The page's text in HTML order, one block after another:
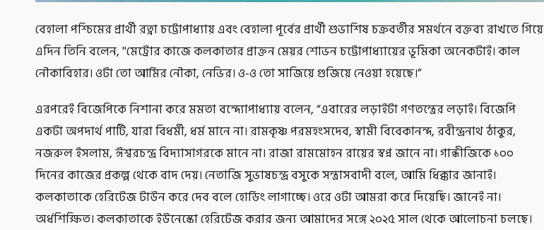
বেহালা পশ্চিমের প্রার্থী রত্না চট্টোপাধ্যায় এবং বেহালা পূর্বের প্রার্থী শুভাশিষ চক্রবর্তীর সমর্থনে বক্তব্য রাখতে গিয়ে
এদিন তিনি বলেন, ''মেট্রোর কাজে কলকাতার প্রাক্তন মেয়র শোভন চট্টোপাধ্যায়ের ভূমিকা অনেকটাই। কাল
নৌকাবিহার। ওটা তো আর্মির নৌকা, নেভির। ও-ও তো সাজিয়ে গুজিয়ে নেওয়া হয়েছে।”
এরপরেই বিজেপিকে নিশানা করে মমতা বন্দ্যোপাধ্যায় বলেন, “এবারের লড়াইটা গণতন্ত্রের লড়াই। বিজেপি
একটা অপদার্থ পার্টি, যারা বিধর্মী, ধর্ম মানে না। রামকৃষ্ণ পরমহংসদেব, স্বামী বিবেকানন্দ, রবীন্দ্রনাথ ঠাকুর,
নজরুল ইসলাম, ঈশ্বরচন্দ্র বিদ্যাসাগরকে মানে না। রাজা রামমোহন রায়ের স্বপ্ন জানে না। গান্ধীজিকে ১০০
দিনের কাজের প্রকল্প থেকে বাদ দেয়। নেতাজি সুভাষচন্দ্র বসুকে সন্ত্রাসবাদী বলে, আমি ধিক্কার জানাই।
কলকাতাকে হেরিটেজ টাউন করে দেব বলে হোর্ডিং লাগাচ্ছে। ওরে ওটা আমরা করে দিয়েছি। জানেই না।
অর্ধশিক্ষিত। কলকাতাকে ইউনেস্কো হেরিটেজ করার জন্য আমাদের সঙ্গে ২০২৫ সাল থেকে আলোচনা চলছে।